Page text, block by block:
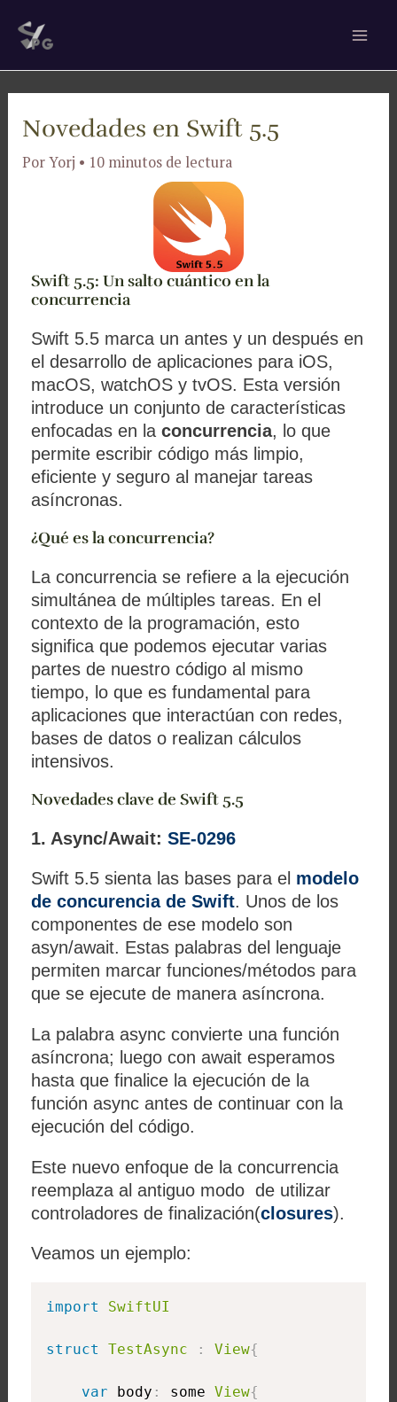
Novedades en Swift 5.5
PorYorj • 10 minutos de lectura
Swift 5.5: Un salto cuántico en la
concurrencia
Swift 5.5 marca un antes y un después en
el desarrollo de aplicaciones para iOS,
macOS, watchOS y tvOS. Esta versión
introduce un conjunto de características
enfocadas en laconcurrencia, lo que
permite escribir código más limpio,
eficiente y seguro al manejar tareas
asíncronas.
¿Qué es la concurrencia?
La concurrencia se refiere a la ejecución
simultánea de múltiples tareas. En el
contexto de la programación, esto
significa que podemos ejecutar varias
partes de nuestro código al mismo
tiempo, lo que es fundamental para
aplicaciones que interactúan con redes,
bases de datos o realizan cálculos
intensivos.
Novedades clave de Swift 5.5
1. Async/Await:SE-0296
Swift 5.5 sienta las bases para el modelo
de concurencia de Swift. Unos de los
componentes de ese modelo son
asyn/await. Estas palabras del lenguaje
permiten marcar funciones/métodos para
que se ejecute de manera asíncrona.
La palabra async convierte una función
asíncrona; luego con await esperamos
hasta que finalice la ejecución de la
función async antes de continuar con la
ejecución del código.
Este nuevo enfoque de la concurrencia
reemplaza al antiguo modo de utilizar
controladores de finalización(closures).
Veamos un ejemplo:
import SwiftUI
struct TestAsync : View{
var body : some View{
de